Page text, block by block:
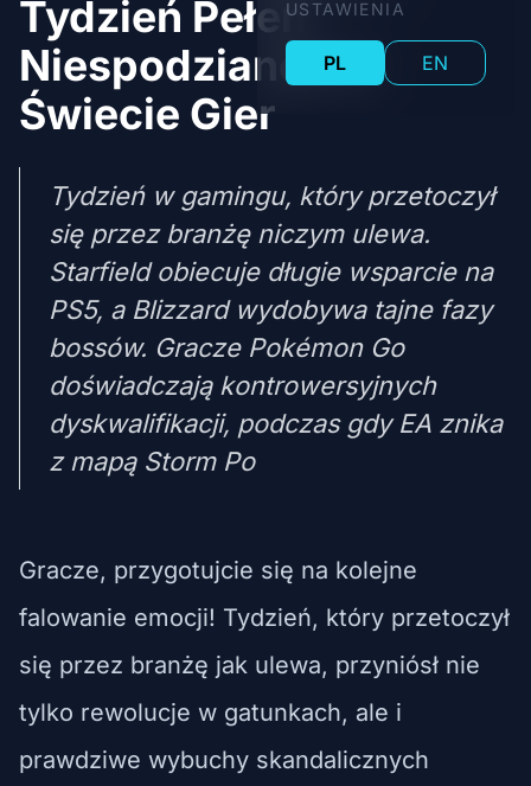
USTAWIENIA
PL EN
Tydzień Pełen
Niespodzianek w
Świecie Gier
Tydzień w gamingu, który przetoczył
się przez branżę niczym ulewa.
Starfield obiecuje długie wsparcie na
PS5, a Blizzard wydobywa tajne fazy
bossów. Gracze Pokémon Go
doświadczają kontrowersyjnych
dyskwalifikacji, podczas gdy EA znika
z mapą Storm Po
Gracze, przygotujcie się na kolejne
falowanie emocji! Tydzień, który przetoczył
się przez branżę jak ulewa, przyniósł nie
tylko rewolucje w gatunkach, ale i
prawdziwe wybuchy skandalicznych